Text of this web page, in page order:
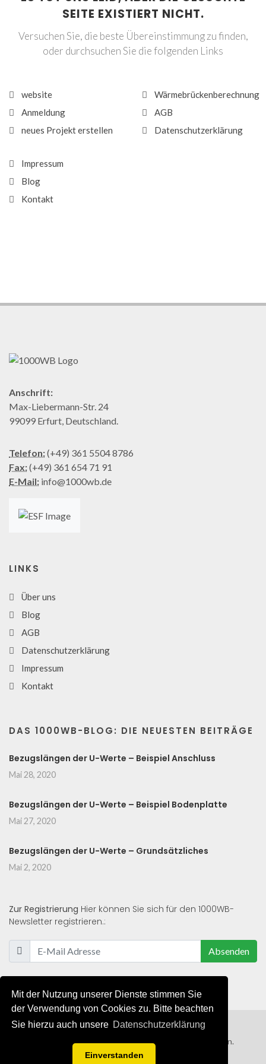
Mit der Nutzung unserer Dienste stimmen Sie
der Verwendung von Cookies zu. Bitte beachten
Sie hierzu auch unsere Datenschutzerklärung
Einverstanden
SEITE EXISTIERT NICHT.
Versuchen Sie, die beste Übereinstimmung zu finden,
oder durchsuchen Sie die folgenden Links
website
Anmeldung
neues Projekt erstellen
Wärmebrückenberechnung
AGB
Datenschutzerklärung
Impressum
Blog
Kontakt
Anschrift:
Max-Liebermann-Str. 24
99099 Erfurt, Deutschland.
Telefon:(+49) 361 5504 8786
Fax:(+49) 361 654 71 91
E-Mail: info@1000wb.de
LINKS
Über uns
Blog
AGB
Datenschutzerklärung
Impressum
Kontakt
DAS 1000WB-BLOG: DIE NEUESTEN BEITRÄGE
Bezugslängen der U-Werte – Beispiel Anschluss
Mai 28, 2020
Bezugslängen der U-Werte – Beispiel Bodenplatte
Mai 27, 2020
Bezugslängen der U-Werte – Grundsätzliches
Mai 2, 2020
Zur Registrierung Hier können Sie sich für den 1000WB-
Newsletter registrieren.:
Absenden
© 2019 - 2021 - Alle Rechte von 1000WB vorbehalten.
AGB/Datenschutzerklärung